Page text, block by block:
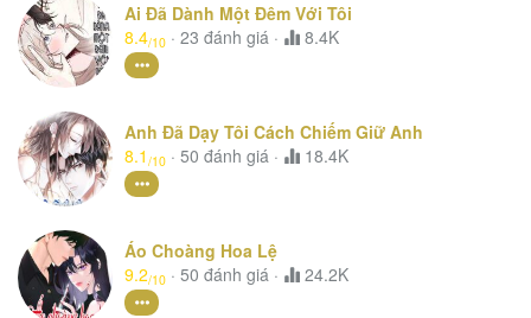
Ai Đã Dành Một Đêm Với Tôi
8.4/10 · 23 đánh giá · 8.4K
Anh Đã Dạy Tôi Cách Chiếm Giữ Anh
8.1 /10 · 50 đánh giá · 18.4K
Áo Choàng Hoa Lệ
9.2/10 · 50 đánh giá · 24.2K